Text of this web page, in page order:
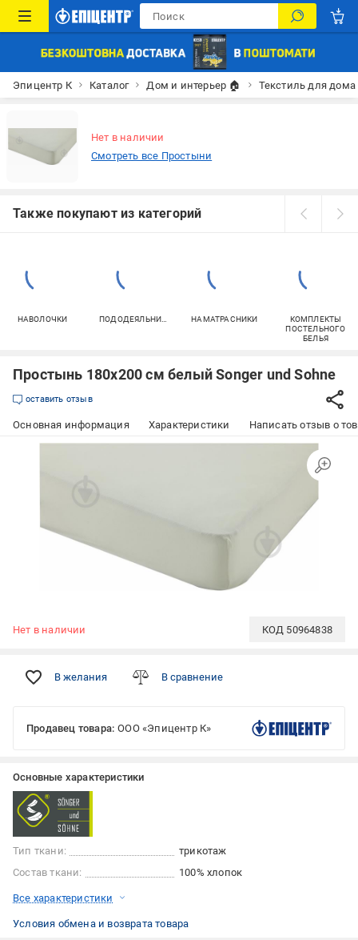
Эпицентр К Каталог Дом и интерьер 🏠 Текстиль для дома
Нет в наличии
Смотреть все Простыни
Также покупают из категорий
НАВОЛОЧКИ НАМАТРАСНИКИ
КОМПЛЕКТЫ
ПОСТЕЛЬНОГО
БЕЛЬЯ
Простынь 180x200 см белый Songer und Sohne
оставить отзыв
Основная информация Характеристики Написать отзыв о
Нет в наличии КОД 50964838
В желания В сравнение
Продавец товара: ООО «Эпицентр К»
Основные характеристики
Тип ткани:
трикотаж
Состав ткани:
100% хлопок
Все характеристики
Условия обмена и возврата товара